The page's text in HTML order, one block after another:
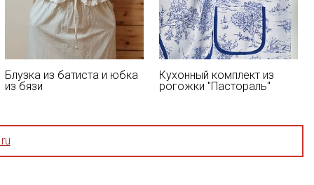
Блузка из батиста и юбка
из бязи
Кухонный комплект из
рогожки "Пастораль"